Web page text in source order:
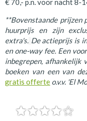
€ 70,- p.n. voor nacht 8-
**Bovenstaande prijzen
huurprijs en zijn
extra's. De actieprijs is
en one-way fee. Een
inbegrepen, afhankelijk
boeken van een van
gratis offerte o.v.v. 'El